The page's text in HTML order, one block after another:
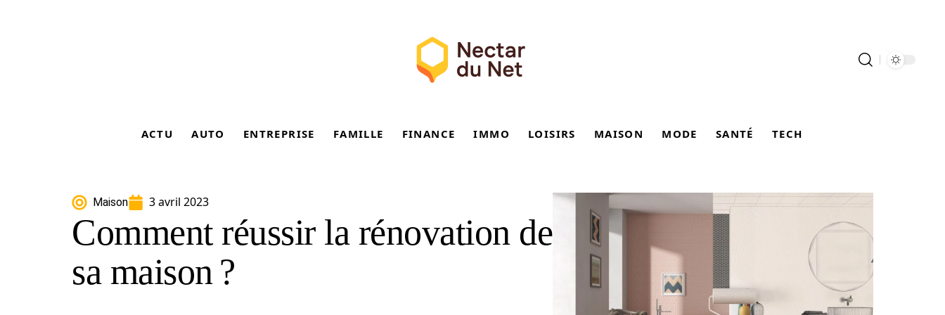
ACTU AUTO ENTREPRISE FAMILLE FINANCE IMMO LOISIRS MAISON MODE SANTÉ TECH
Maison 3 avril 2023
Comment réussir la rénovation de
sa maison ?